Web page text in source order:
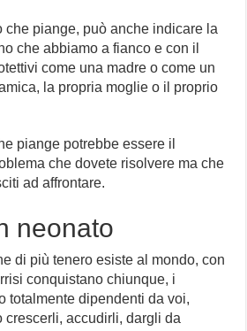
che piange, può anche indicare la
che abbiamo a fianco e con il
come una madre o come un
la propria moglie o il proprio
piange potrebbe essere il
che dovete risolvere ma che
ad affrontare.
neonato
di più tenero esiste al mondo, con
conquistano chiunque, i
totalmente dipendenti da voi,
crescerli, accudirli, dargli da